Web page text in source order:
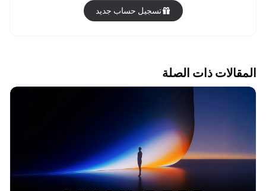
تسجيل حساب جديد
المقالات ذات الصلة